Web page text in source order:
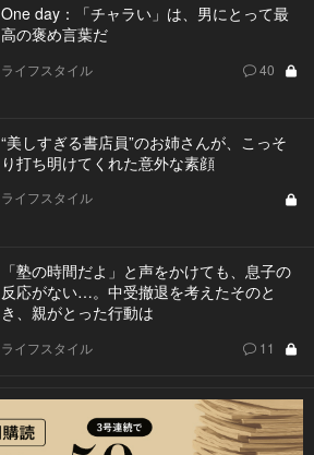
One day：「チャラい」は、男にとって最
高の褒め言葉だ
ライフスタイル 40
“美しすぎる書店員”のお姉さんが、こっそ
り打ち明けてくれた意外な素顔
ライフスタイル
「塾の時間だよ」と声をかけても、息子の
反応がない…。中受撤退を考えたそのと
き、親がとった行動は
ライフスタイル 11